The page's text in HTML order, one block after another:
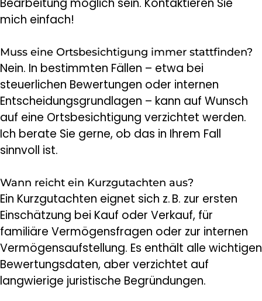
mich einfach!
Muss eine Ortsbesichtigung immer stattfinden?
Nein. In bestimmten Fällen – etwa bei
steuerlichen Bewertungen oder internen
Entscheidungsgrundlagen – kann auf Wunsch
auf eine Ortsbesichtigung verzichtet werden.
Ich berate Sie gerne, ob das in Ihrem Fall
sinnvoll ist.
Wann reicht ein Kurzgutachten aus?
Ein Kurzgutachten eignet sich z. B. zur ersten
Einschätzung bei Kauf oder Verkauf, für
familiäre Vermögensfragen oder zur internen
Vermögensaufstellung. Es enthält alle wichtigen
Bewertungsdaten, aber verzichtet auf
langwierige juristische Begründungen.